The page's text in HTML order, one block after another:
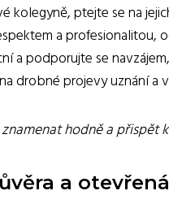
kolegyně, ptejte se na
a profesionalitou,
a podporujte se
drobné projevy uznání
hodně a
a